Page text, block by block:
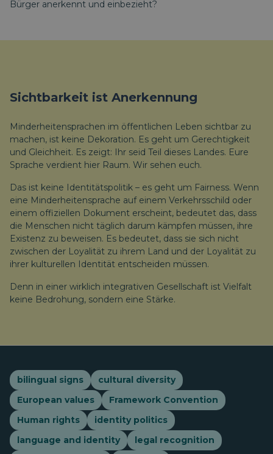
Bürger anerkennt und einbezieht?
Sichtbarkeit ist Anerkennung
Minderheitensprachen im öffentlichen Leben sichtbar zu
machen, ist keine Dekoration. Es geht um Gerechtigkeit
und Gleichheit. Es zeigt: Ihr seid Teil dieses Landes. Eure
Sprache verdient hier Raum. Wir sehen euch.
Das ist keine Identitätspolitik – es geht um Fairness. Wenn
eine Minderheitensprache auf einem Verkehrsschild oder
einem offiziellen Dokument erscheint, bedeutet das, dass
die Menschen nicht täglich darum kämpfen müssen, ihre
Existenz zu beweisen. Es bedeutet, dass sie sich nicht
zwischen der Loyalität zu ihrem Land und der Loyalität zu
ihrer kulturellen Identität entscheiden müssen.
Denn in einer wirklich integrativen Gesellschaft ist Vielfalt
keine Bedrohung, sondern eine Stärke.
bilingual signs
cultural diversity
European values
Framework Convention
Human rights
identity politics
language and identity
legal recognition